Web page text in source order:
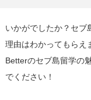
いかがでしたか？セブ
理由はわかってもらえ
Betterのセブ島留学の
でください！